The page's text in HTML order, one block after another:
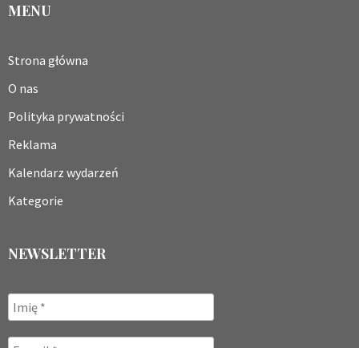
MENU
Strona główna
O nas
Polityka prywatności
Reklama
Kalendarz wydarzeń
Kategorie
NEWSLETTER